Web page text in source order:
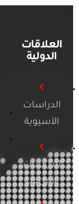
العلاقات
الدولية
الدراسات
الآسيوية
الدراسات
الأفريقية